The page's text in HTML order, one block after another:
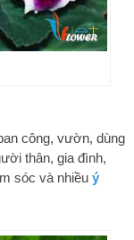
công, vườn, dùng
thân, gia đình,
sóc và nhiều ý